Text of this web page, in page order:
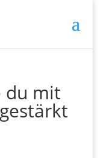
du mit